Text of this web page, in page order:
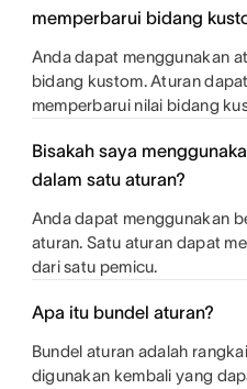
memperbarui bidang
Anda dapat menggunakan
bidang kustom. Aturan
memperbarui nilai bidang
Bisakah saya
dalam satu aturan?
Anda dapat menggunakan
aturan. Satu aturan dapat
dari satu pemicu.
Apa itu bundel aturan?
Bundel aturan adalah
digunakan kembali yang